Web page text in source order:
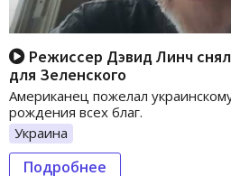
Режиссер Дэвид Линч
для Зеленского
Американец пожелал
рождения всех благ.
Украина
Подробнее